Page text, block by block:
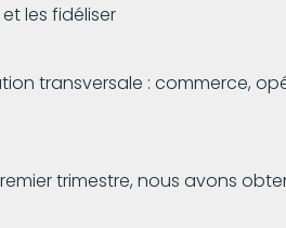
les fidéliser
transversale : commerce,
trimestre, nous avons